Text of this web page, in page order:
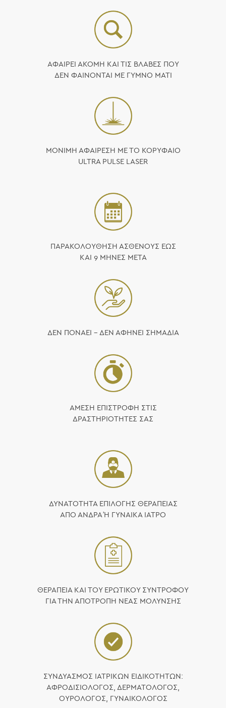
ΑΦΑΙΡΕΙ ΑΚΟΜΗ ΚΑΙ ΤΙΣ ΒΛΑΒΕΣ ΠΟΥ
ΔΕΝ ΦΑΙΝΟΝΤΑΙ ΜΕ ΓΥΜΝΟ ΜΑΤΙ
ΜΟΝΙΜΗ ΑΦΑΙΡΕΣΗ ΜΕ ΤΟ ΚΟΡΥΦΑΙΟ
ULTRA PULSE LASER
ΠΑΡΑΚΟΛΟΥΘΗΣΗ ΑΣΘΕΝΟΥΣ ΕΩΣ
ΚΑΙ 9 ΜΗΝΕΣ ΜΕΤΑ
ΔΕΝ ΠΟΝΑΕΙ – ΔΕΝ ΑΦΗΝΕΙ ΣΗΜΑΔΙΑ
ΑΜΕΣΗ ΕΠΙΣΤΡΟΦΗ ΣΤΙΣ
ΔΡΑΣΤΗΡΙΟΤΗΤΕΣ ΣΑΣ
ΔΥΝΑΤΟΤΗΤΑ ΕΠΙΛΟΓΗΣ ΘΕΡΑΠΕΙΑΣ
ΑΠΟ ΑΝΔΡΑ Ή ΓΥΝΑΙΚΑ ΙΑΤΡΟ
ΘΕΡΑΠΕΙΑ ΚΑΙ ΤΟΥ ΕΡΩΤΙΚΟΥ ΣΥΝΤΡΟΦΟΥ
ΓΙΑ ΤΗΝ ΑΠΟΤΡΟΠΗ ΝΕΑΣ ΜΟΛΥΝΣΗΣ
ΣΥΝΔΥΑΣΜΟΣ ΙΑΤΡΙΚΩΝ ΕΙΔΙΚΟΤΗΤΩΝ:
ΑΦΡΟΔΙΣΙΟΛΟΓΟΣ, ΔΕΡΜΑΤΟΛΟΓΟΣ,
ΟΥΡΟΛΟΓΟΣ, ΓΥΝΑΙΚΟΛΟΓΟΣ